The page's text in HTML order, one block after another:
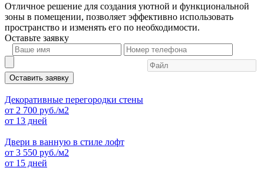
Отличное решение для создания уютной и функциональной
зоны в помещении, позволяет эффективно использовать
пространство и изменять его по необходимости.
Оставьте заявку
Оставить заявку
Декоративные перегородки стены
от 2 700 руб./м2
от 13 дней
Двери в ванную в стиле лофт
от 3 550 руб./м2
от 15 дней